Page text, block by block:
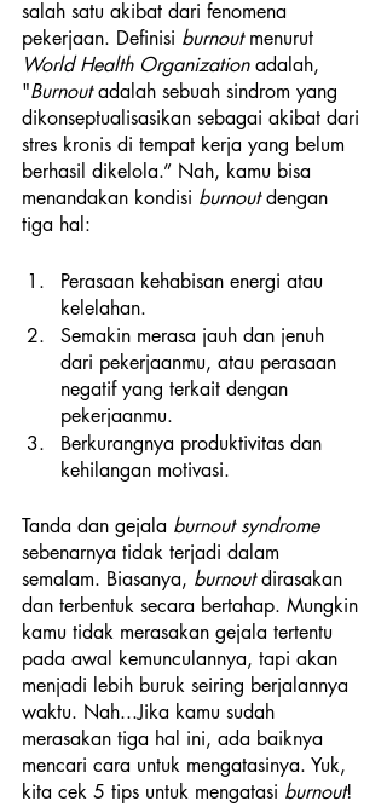
salah satu akibat dari fenomena
pekerjaan. Definisi burnout menurut
World Health Organization adalah,
"Burnout adalah sebuah sindrom yang
dikonseptualisasikan sebagai akibat dari
stres kronis di tempat kerja yang belum
berhasil dikelola.” Nah, kamu bisa
menandakan kondisi burnout dengan
tiga hal:
Perasaan kehabisan energi atau
kelelahan.
Semakin merasa jauh dan jenuh
dari pekerjaanmu, atau perasaan
negatif yang terkait dengan
pekerjaanmu.
Berkurangnya produktivitas dan
kehilangan motivasi.
Tanda dan gejala burnout syndrome
sebenarnya tidak terjadi dalam
semalam. Biasanya, burnout dirasakan
dan terbentuk secara bertahap. Mungkin
kamu tidak merasakan gejala tertentu
pada awal kemunculannya, tapi akan
menjadi lebih buruk seiring berjalannya
waktu. Nah...Jika kamu sudah
merasakan tiga hal ini, ada baiknya
mencari cara untuk mengatasinya. Yuk,
kita cek 5 tips untuk mengatasi burnout!